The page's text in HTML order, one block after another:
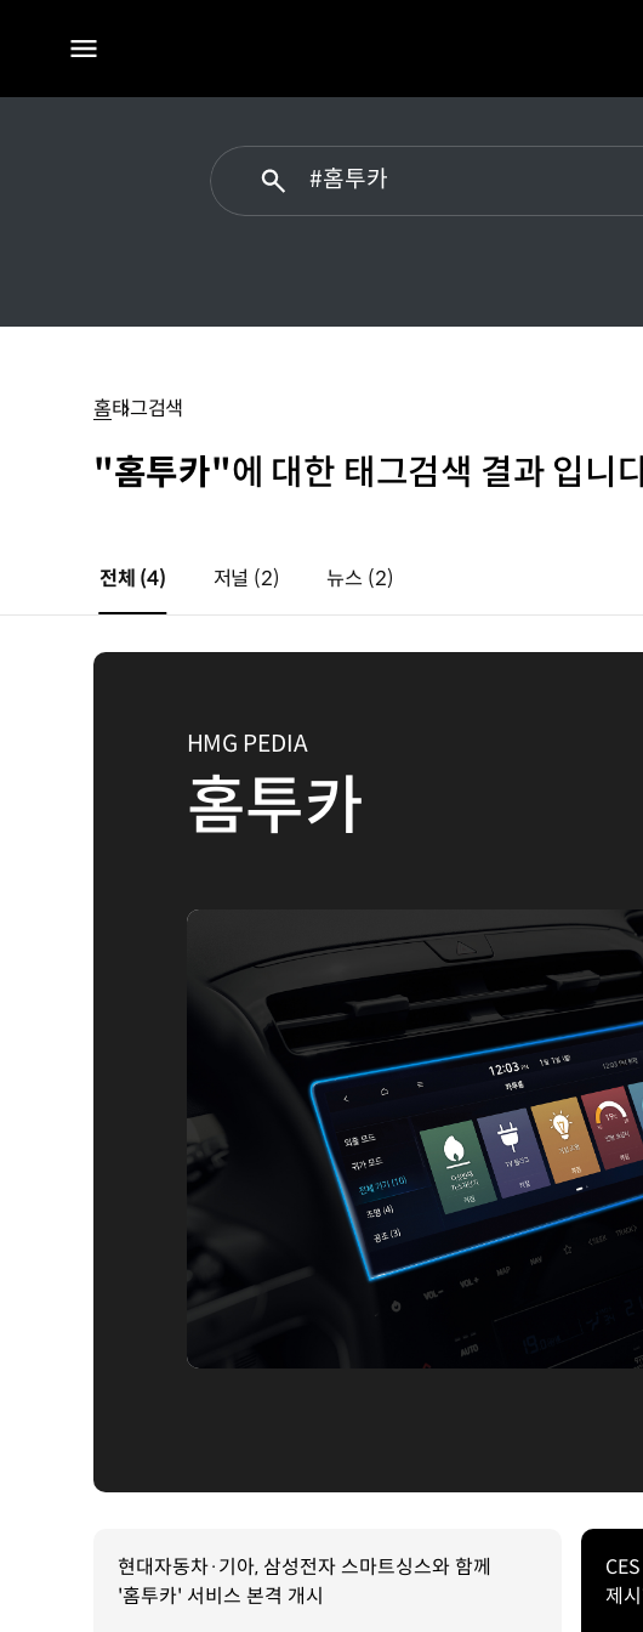
전체
홈태그검색
"홈투카"에 대한 태그검색 결과 입니
전체 (4) 저널 (2) 뉴스 (2)
HMG PEDIA
홈투카
현대자동차·기아, 삼성전자 스마트싱스와 함께
'홈투카' 서비스 본격 개시
제